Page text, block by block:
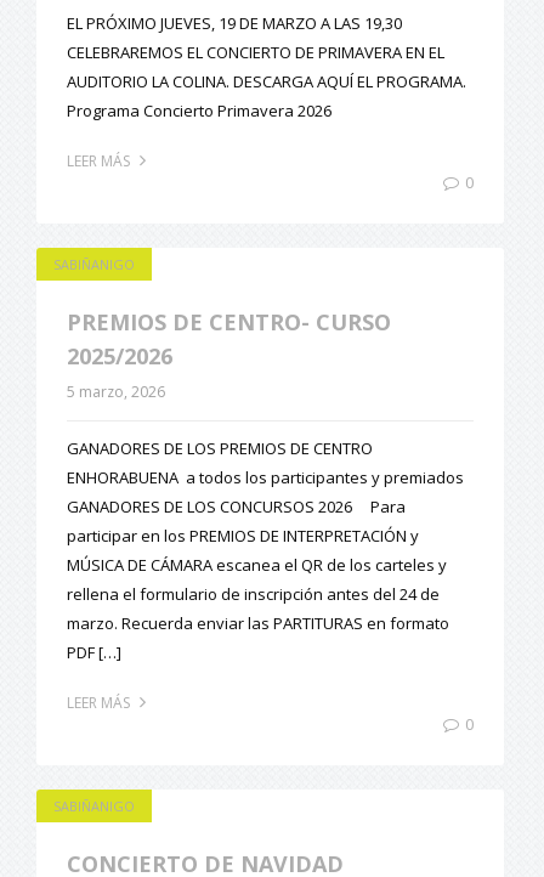
EL PRÓXIMO JUEVES, 19 DE MARZO A LAS 19,30
CELEBRAREMOS EL CONCIERTO DE PRIMAVERA EN EL
AUDITORIO LA COLINA. DESCARGA AQUÍ EL PROGRAMA.
Programa Concierto Primavera 2026
LEER MÁS
0
SABIÑANIGO
PREMIOS DE CENTRO- CURSO
2025/2026
5 marzo, 2026
GANADORES DE LOS PREMIOS DE CENTRO
ENHORABUENA a todos los participantes y premiados
GANADORES DE LOS CONCURSOS 2026 Para
participar en los PREMIOS DE INTERPRETACIÓN y
MÚSICA DE CÁMARA escanea el QR de los carteles y
rellena el formulario de inscripción antes del 24 de
marzo. Recuerda enviar las PARTITURAS en formato
PDF […]
LEER MÁS
0
SABIÑANIGO
CONCIERTO DE NAVIDAD